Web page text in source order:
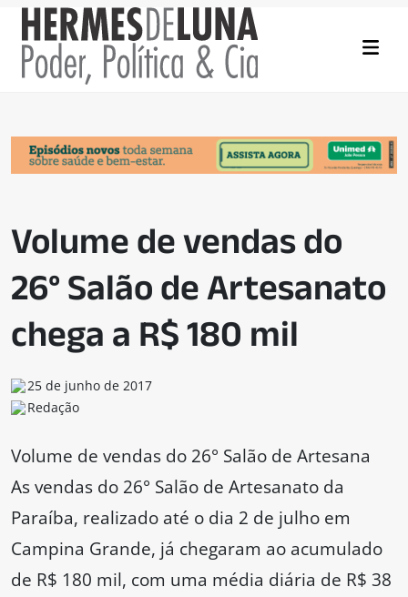
Volume de vendas do
26° Salão de Artesanato
chega a R$ 180 mil
25 de junho de 2017
Redação
Volume de vendas do 26° Salão de Artesana
As vendas do 26° Salão de Artesanato da
Paraíba, realizado até o dia 2 de julho em
Campina Grande, já chegaram ao acumulado
de R$ 180 mil, com uma média diária de R$ 38